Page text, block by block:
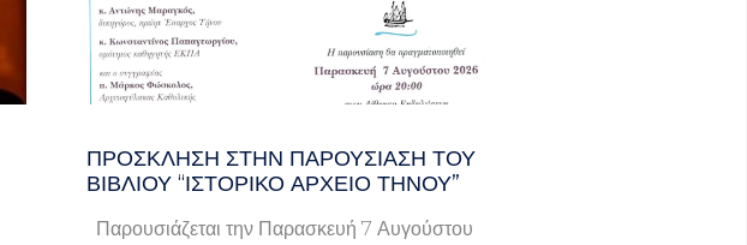
ΠΡΌΣΚΛΗΣΗ ΣΤΗΝ ΠΑΡΟΥΣΊΑΣΗ ΤΟΥ
ΒΙΒΛΊΟΥ “ΙΣΤΟΡΙΚΌ ΑΡΧΕΊΟ ΤΉΝΟΥ”
Παρουσιάζεται την Παρασκευή 7 Αυγούστου